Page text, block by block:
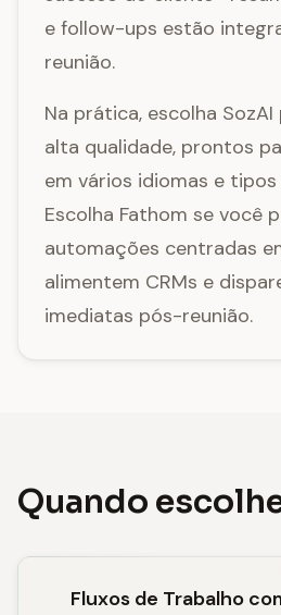
e follow-ups estão
reunião.
Na prática, escolha
alta qualidade, prontos
em vários idiomas e
Escolha Fathom se você
automações centradas
alimentem CRMs e
imediatas pós-reunião.
Quando
Fluxos de Trabalho